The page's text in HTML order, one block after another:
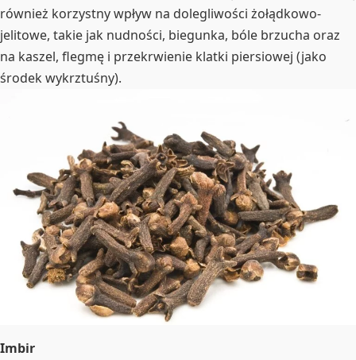
również korzystny wpływ na dolegliwości żołądkowo-
jelitowe, takie jak nudności, biegunka, bóle brzucha oraz
na kaszel, flegmę i przekrwienie klatki piersiowej (jako
środek wykrztuśny).
Imbir